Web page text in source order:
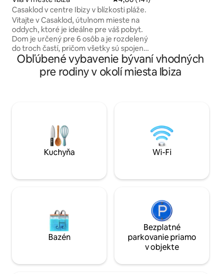
Casaklod v centre Ibizy v blízkosti pláže.
Vitajte v Casaklod, útulnom mieste na
oddych, ktoré je ideálne pre váš pobyt.
Dom je určený pre 6 osôb a je rozdelený
do troch častí, pričom všetky sú spojené
so záhradou. Každá spálňa má vlastnú
kúpeľňu a k dispozícii je veľká obývacia
izba a otvorená kuchyňa, ktoré sú
vodou. Nájdete tu aj uvítací balíček s
občerstvením a fľašou šumivého vína.
Obľúbené vybavenie bývaní vhodných
pre rodiny v okolí miesta Ibiza
Kuchyňa Wi-Fi
Bazén
Bezplatné
parkovanie priamo
v objekte